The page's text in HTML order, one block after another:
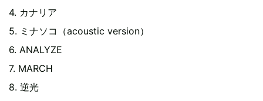
4. カナリア
5. ミナソコ（acoustic version）
6. ANALYZE
7. MARCH
8. 逆光